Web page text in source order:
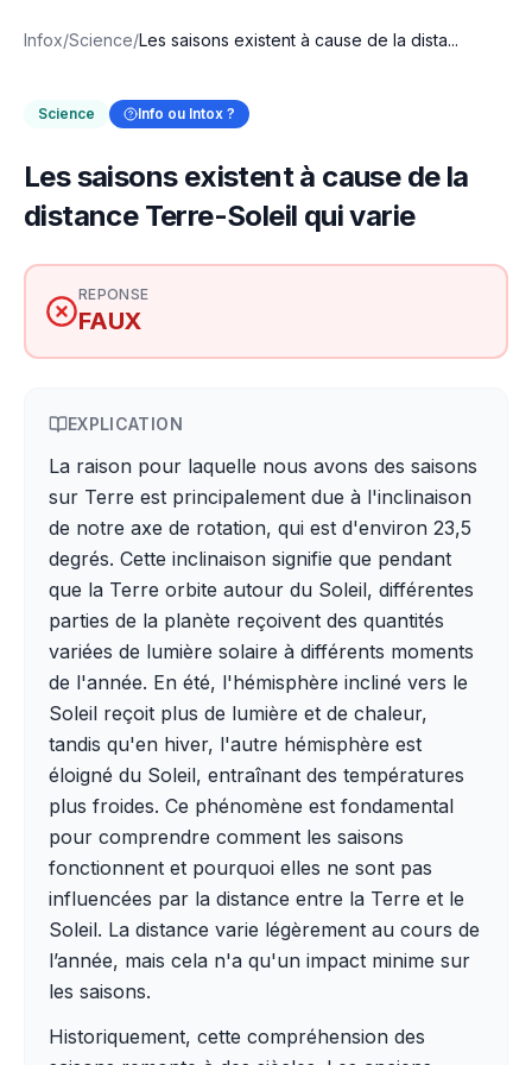
Infox/Science/Les saisons existent à cause de la dista...
Science Info ou Intox ?
Les saisons existent à cause de la
distance Terre-Soleil qui varie
REPONSE
FAUX
EXPLICATION
La raison pour laquelle nous avons des saisons
sur Terre est principalement due à l'inclinaison
de notre axe de rotation, qui est d'environ 23,5
degrés. Cette inclinaison signifie que pendant
que la Terre orbite autour du Soleil, différentes
parties de la planète reçoivent des quantités
variées de lumière solaire à différents moments
de l'année. En été, l'hémisphère incliné vers le
Soleil reçoit plus de lumière et de chaleur,
tandis qu'en hiver, l'autre hémisphère est
éloigné du Soleil, entraînant des températures
plus froides. Ce phénomène est fondamental
pour comprendre comment les saisons
fonctionnent et pourquoi elles ne sont pas
influencées par la distance entre la Terre et le
Soleil. La distance varie légèrement au cours de
l’année, mais cela n'a qu'un impact minime sur
les saisons.
Historiquement, cette compréhension des